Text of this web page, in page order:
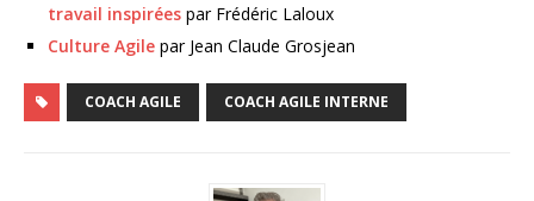
travail inspirées par Frédéric Laloux
Culture Agile par Jean Claude Grosjean
COACH AGILE COACH AGILE INTERNE